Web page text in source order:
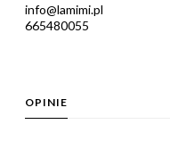
info@lamimi.pl
665480055
OPINIE